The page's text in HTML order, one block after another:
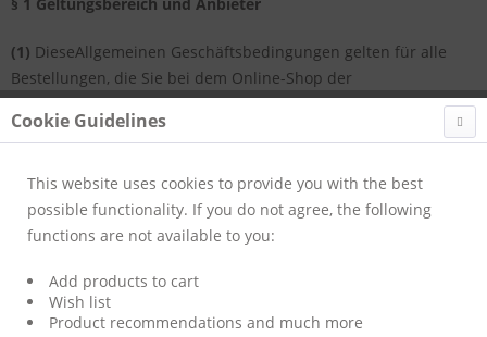
(1) DieseAllgemeinen Geschäftsbedingungen gelten für alle
Bestellungen, die Sie bei dem Online-Shop der
T-BURN-BRANS's
Rothinestraße 21
96472 Rödental / Germany
(2)Das Warenangebot in unserem Online-Shop richtet sich
ausschließlich an Käufer, die das 18. Lebenjahr vollendet
Cookie Guidelines
This website uses cookies to provide you with the best
possible functionality. If you do not agree, the following
functions are not available to you:
Add products to cart
Wish list
Product recommendations and much more